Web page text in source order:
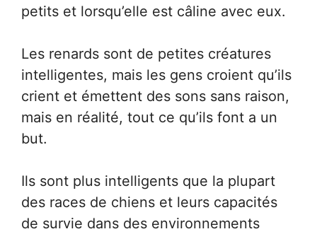
petits et lorsqu’elle est câline avec eux.
Les renards sont de petites créatures
intelligentes, mais les gens croient qu’ils
crient et émettent des sons sans raison,
mais en réalité, tout ce qu’ils font a un
but.
Ils sont plus intelligents que la plupart
des races de chiens et leurs capacités
de survie dans des environnements